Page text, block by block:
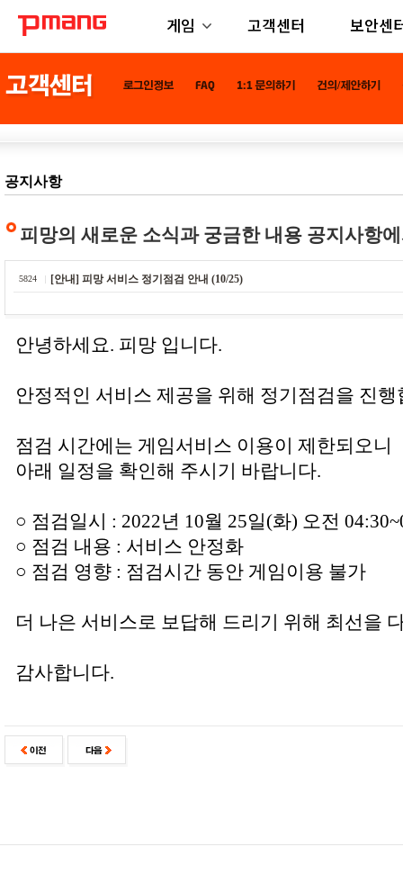
게임 고객센터 보안센
공지사항
피망의 새로운 소식과 궁금한 내용 공지사항
5824 [안내] 피망 서비스 정기점검 안내 (10/25)
안녕하세요. 피망 입니다.
안정적인 서비스 제공을 위해 정기점검을 진행
점검 시간에는 게임서비스 이용이 제한되오니
아래 일정을 확인해 주시기 바랍니다.
○ 점검일시 : 2022년 10월 25일(화) 오전
○ 점검 내용 : 서비스 안정화
○ 점검 영향 : 점검시간 동안 게임이용 불가
더 나은 서비스로 보답해 드리기 위해 최선을
감사합니다.